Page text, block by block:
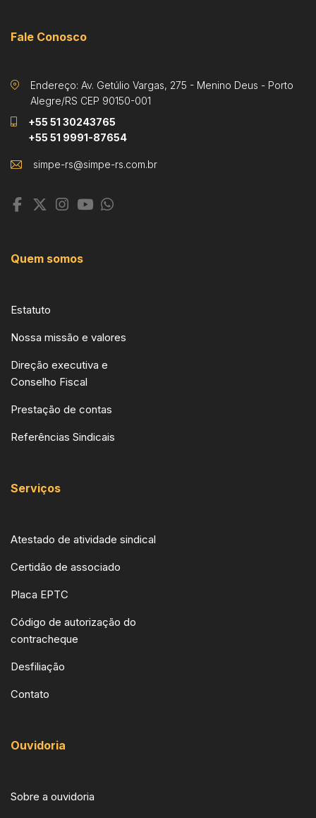
Fale Conosco
Endereço: Av. Getúlio Vargas, 275 - Menino Deus - Porto
Alegre/RS CEP 90150-001
+55 51 30243765
+55 51 9991-87654
Quem somos
Estatuto
Nossa missão e valores
Direção executiva e
Conselho Fiscal
Prestação de contas
Referências Sindicais
Serviços
Atestado de atividade sindical
Certidão de associado
Placa EPTC
Código de autorização do
contracheque
Desfiliação
Contato
Ouvidoria
Sobre a ouvidoria